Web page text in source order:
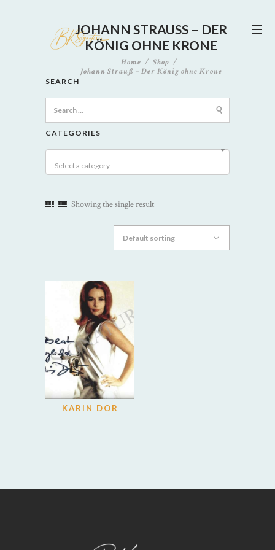
JOHANN STRAUSS – DER K
ÖNIG OHNE KRONE
Home
Shop
Johann Strauß – Der König ohne Krone
SEARCH
for:
CATEGORIES
Select a category
Showing the single result
KARIN DOR